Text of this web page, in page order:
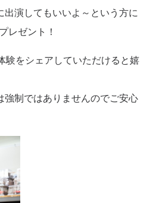
出演してもいいよ～という方に
レゼント！
験をシェアしていただけると嬉
強制ではありませんのでご安心